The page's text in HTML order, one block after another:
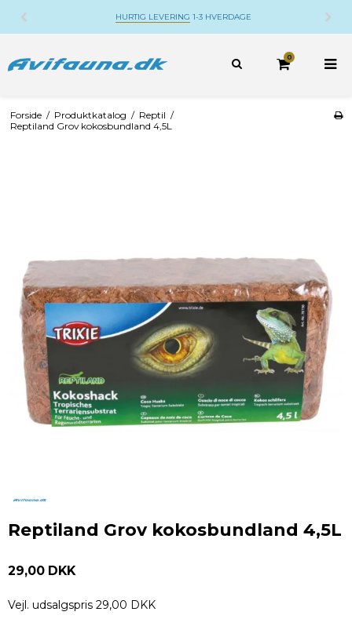
DANSK WEBSHOPBELIGGENDE PÅ DJURSLAND
0
Forside / Produktkatalog / Reptil /
Reptiland Grov kokosbundland 4,5L
Reptiland Grov kokosbundland 4,5L
29,00 DKK
Vejl. udsalgspris 29,00 DKK